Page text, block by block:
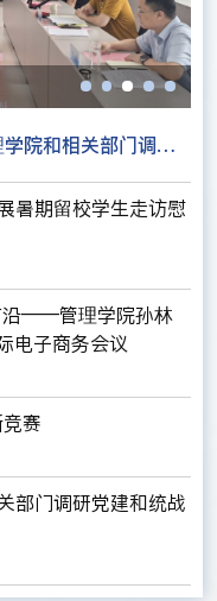
校领导到艺术学院、管理学院和相关部门调研党建和统战工作
暑期留校学生走访慰
沿——管理学院孙林
电子商务会议
赛
部门调研党建和统战